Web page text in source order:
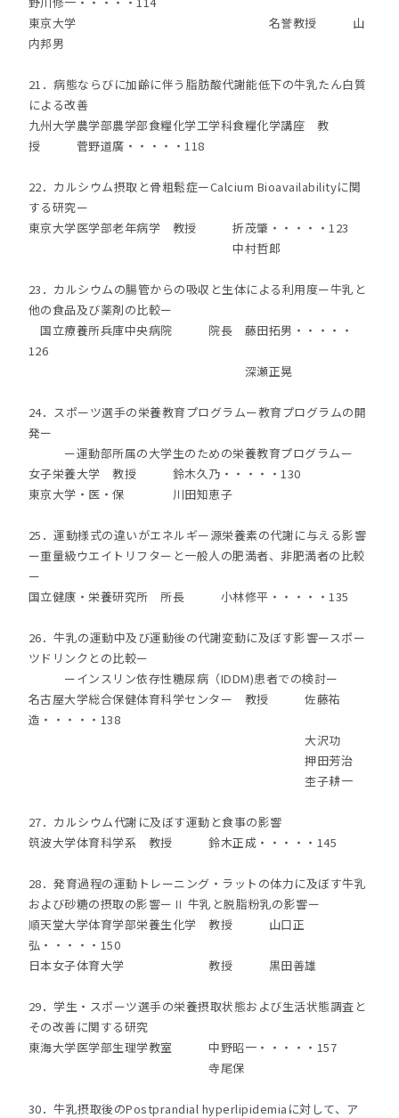
東京大学 名誉教授 山
内邦男
21．病態ならびに加齢に伴う脂肪酸代謝能低下の牛乳たん白質
による改善
九州大学農学部農学部食糧化学工学科食糧化学講座 教
授 菅野道廣・・・・・118
22．カルシウム摂取と骨粗鬆症ーCalcium Bioavailabilityに関
する研究ー
東京大学医学部老年病学 教授 折茂肇・・・・・123
中村哲郎
23．カルシウムの腸管からの吸収と生体による利用度ー牛乳と
他の食品及び薬剤の比較ー
国立療養所兵庫中央病院 院長 藤田拓男・・・・・
126
深瀬正晃
24．スポーツ選手の栄養教育プログラムー教育プログラムの開
発ー
ー運動部所属の大学生のための栄養教育プログラムー
女子栄養大学 教授 鈴木久乃・・・・・130
東京大学・医・保 川田知恵子
25．運動様式の違いがエネルギー源栄養素の代謝に与える影響
ー重量級ウエイトリフターと一般人の肥満者、非肥満者の比較
ー
国立健康・栄養研究所 所長 小林修平・・・・・135
26．牛乳の運動中及び運動後の代謝変動に及ぼす影響ースポー
ツドリンクとの比較ー
ーインスリン依存性糖尿病（IDDM)患者での検討ー
名古屋大学総合保健体育科学センター 教授 佐藤祐
造・・・・・138
大沢功
押田芳治
杢子耕一
27．カルシウム代謝に及ぼす運動と食事の影響
筑波大学体育科学系 教授 鈴木正成・・・・・145
28．発育過程の運動トレーニング・ラットの体力に及ぼす牛乳
および砂糖の摂取の影響ーⅡ 牛乳と脱脂粉乳の影響ー
順天堂大学体育学部栄養生化学 教授 山口正
弘・・・・・150
日本女子体育大学 教授 黒田善雄
29．学生・スポーツ選手の栄養摂取状態および生活状態調査と
その改善に関する研究
東海大学医学部生理学教室 中野昭一・・・・・157
寺尾保
30．牛乳摂取後のPostprandial hyperlipidemiaに対して、ア